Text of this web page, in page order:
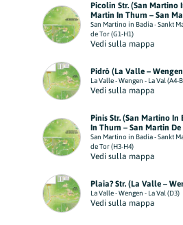
Picolin Str. (San Martino
Martin In Thurn – San
San Martino in Badia - Sankt
de Tor (G1-H1)
Vedi sulla mappa
Pidrô (La Valle –
La Valle - Wengen - La Val (A4-
Vedi sulla mappa
Pinis Str. (San Martino In
In Thurn – San Martin De
San Martino in Badia - Sankt
de Tor (H3-H4)
Vedi sulla mappa
Plaia? Str. (La Valle –
La Valle - Wengen - La Val (D3)
Vedi sulla mappa